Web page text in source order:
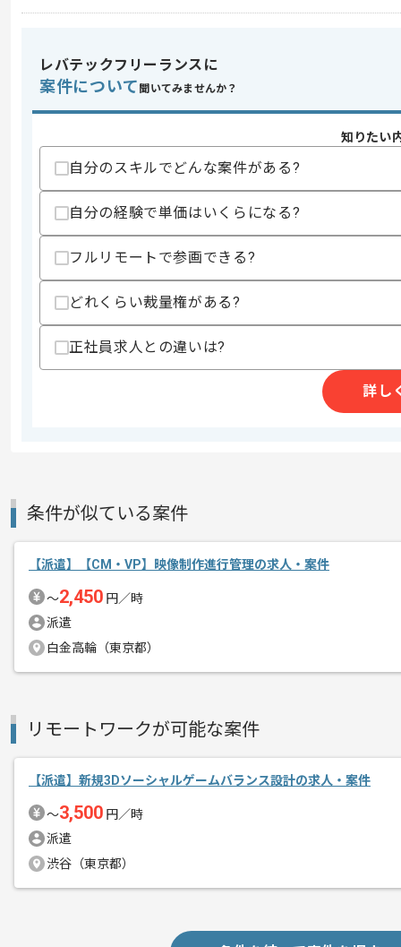
・リリース監視
業界
特徴
スキル
歓迎スキル
・PM/プランナー/ディレクターとして
メディア事業と大手ソーシャルゲーム事
有名企業での作業になります。
レバテックフリーランスに
案件について 聞いてみませんか？
知りたい
自分のスキルでどんな案件がある?
自分の経験で単価はいくらになる?
フルリモートで参画できる?
どれくらい裁量権がある?
正社員求人との違いは?
詳し
条件が似ている案件
【派遣】【CM・VP】映像制作進行管理の求人・案件
〜2,450 円／時
派遣
白金高輪（東京都）
リモートワークが可能な案件
【派遣】新規3Dソーシャルゲームバランス設計の求人・案件
〜3,500 円／時
派遣
渋谷（東京都）